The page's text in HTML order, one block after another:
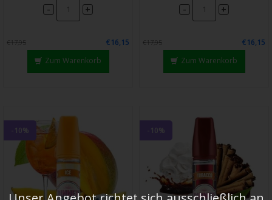
- +
€17,95
€16,15
Zum Warenkorb
- +
€17,95
€16,15
Zum Warenkorb
-10% -10%